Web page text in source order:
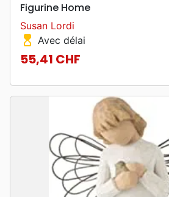
Figurine Home
Susan Lordi
hourglass_top Avec délai
Prix
55,41 CHF